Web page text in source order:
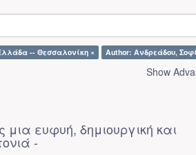
-- Θεσσαλονίκη × Author: Ανδρεάδου,
Show
ευφυή, δημιουργική και
-